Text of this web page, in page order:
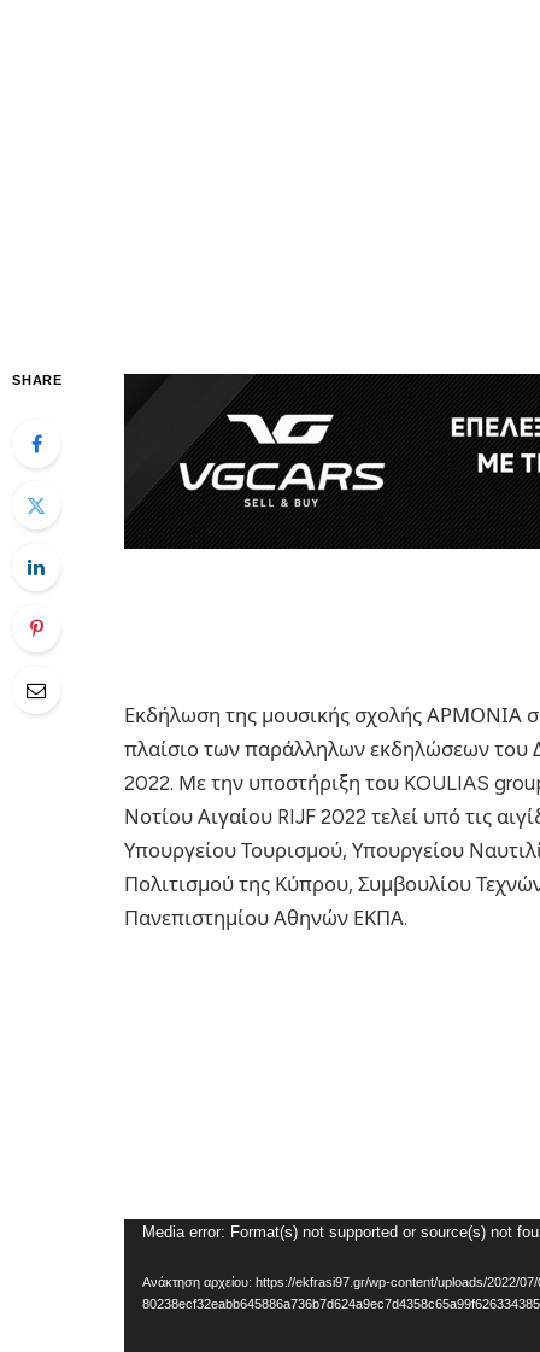
SHARE
Εκδήλωση της μουσικής σχολής ΑΡΜΟΝΙΑ
πλαίσιο των παράλληλων εκδηλώσεων του
2022. Με την υποστήριξη του KOULIAS
Νοτίου Αιγαίου RIJF 2022 τελεί υπό τις
Υπουργείου Τουρισμού, Υπουργείου
Πολιτισμού της Κύπρου, Συμβουλίου
Πανεπιστημίου Αθηνών ΕΚΠΑ.
Πρόγραμμα
Βίντεο
Media error: Format(s) not supported or source(s) not
Ανάκτηση αρχείου: https://ekfrasi97.gr/wp-content/uploads/2022/